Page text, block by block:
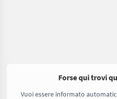
Forse qui trovi
Vuoi essere informato